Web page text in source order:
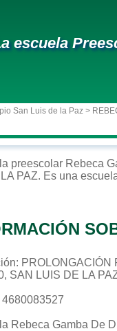
escuela
San Luis de la Paz >
preescolar Rebeca
PAZ. Es una
PROLONGACIÓN
SAN LUIS DE LA
4680083527
Rebeca Gamba De